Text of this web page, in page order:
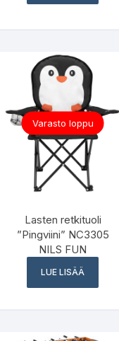
Varasto loppu
Lasten retkituoli
”Pingviini” NC3305
NILS FUN
LUE LISÄÄ